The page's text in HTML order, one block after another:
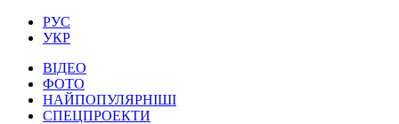
РУС
УКР
ВІДЕО
ФОТО
НАЙПОПУЛЯРНІШІ
СПЕЦПРОЕКТИ